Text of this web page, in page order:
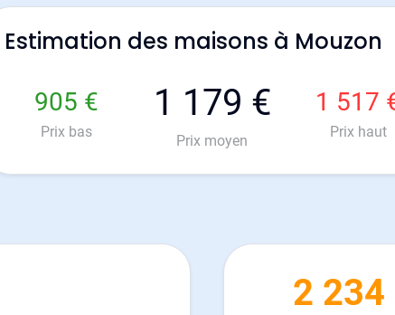
Estimation des maisons à Mouzon
905 €
Prix bas
1 179 €
Prix moyen
1 517
Prix haut
2 234